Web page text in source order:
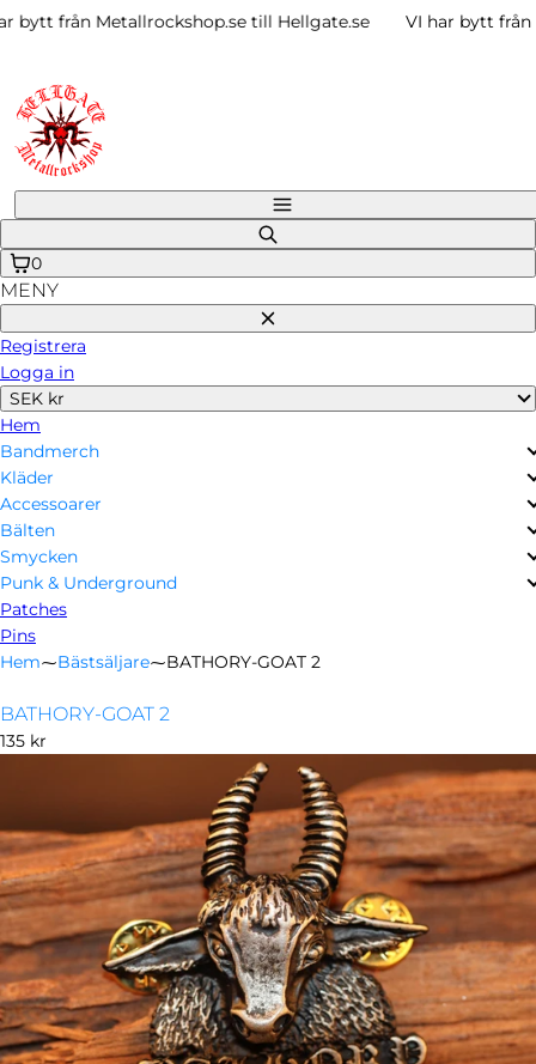
Gå
vidare
innehåll
från Metallrockshop.se till Hellgate.se VI har bytt från
på
0
MENY
Stäng
Registrera
Logga in
SEK kr
Hem
Bandmerch
Kläder
Accessoarer
Bälten
Smycken
Punk & Underground
Patches
Pins
Hem⁓Bästsäljare⁓BATHORY-GOAT 2
BATHORY-GOAT 2
Ordinarie
135 kr
modal